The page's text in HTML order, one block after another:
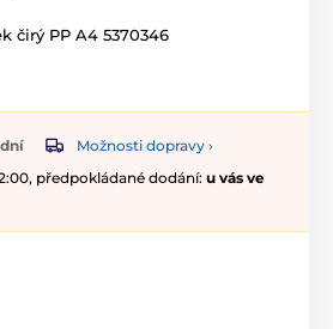
čirý PP A4 5370346
Možnosti dopravy ›
předpokládané dodání: u vás ve